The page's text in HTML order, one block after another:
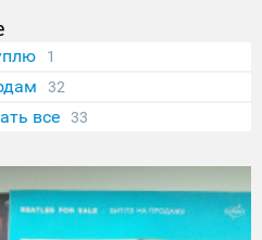
1
32
все 33